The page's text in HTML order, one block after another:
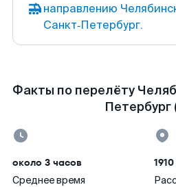
направлению
Санкт‑Петербург.
Факты по перелёту
Петербург
около 3 часов
Среднее время